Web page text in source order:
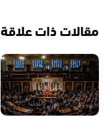
مقالات ذات علاقة